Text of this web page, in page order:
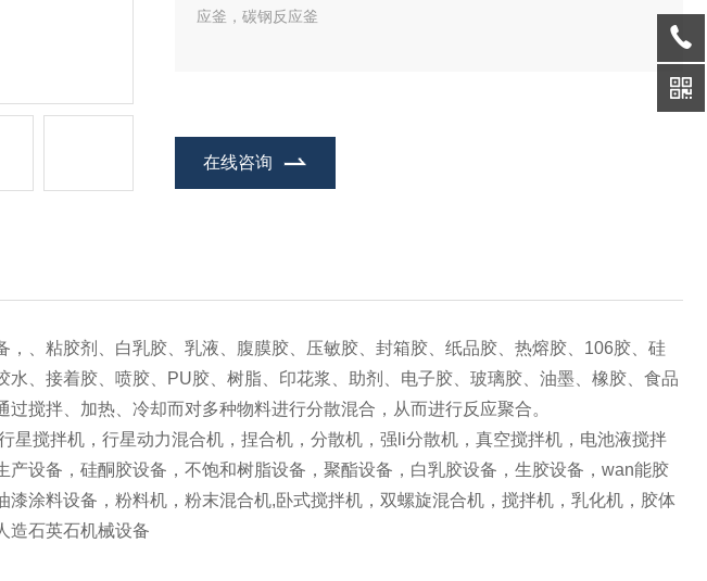
应釜，碳钢反应釜
在线咨询
，、粘胶剂、白乳胶、乳液、腹膜胶、压敏胶、封箱胶、纸品胶、热熔胶、106胶、硅
水、接着胶、喷胶、PU胶、树脂、印花浆、助剂、电子胶、玻璃胶、油墨、橡胶、食品
搅拌、加热、冷却而对多种物料进行分散混合，从而进行反应聚合。
星搅拌机，行星动力混合机，捏合机，分散机，强li分散机，真空搅拌机，电池液搅拌
设备，硅酮胶设备，不饱和树脂设备，聚酯设备，白乳胶设备，生胶设备，wan能胶
涂料设备，粉料机，粉末混合机,卧式搅拌机，双螺旋混合机，搅拌机，乳化机，胶体
造石英石机械设备